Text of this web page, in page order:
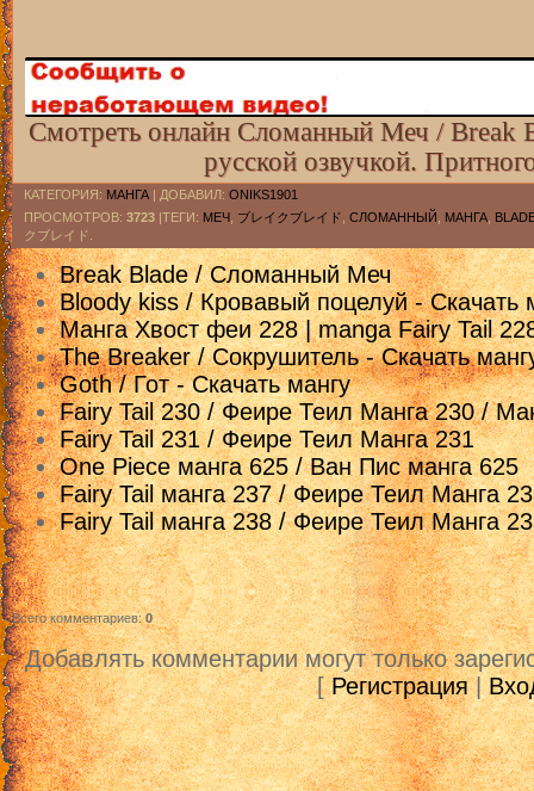
Смотреть онлайн Сломанный Меч /
русской озвучкой.
КАТЕГОРИЯ: МАНГА | ДОБАВИЛ: ONIKS1901
ПРОСМОТРОВ: 3723 |ТЕГИ: МЕЧ ブレイクブレイド СЛОМАННЫЙ МАНГА
クブレイド.
Break Blade / Сломанный Меч
Bloody kiss / Кровавый поцелуй - Скачать
Манга Хвост феи 228 | manga Fairy Tail
The Breaker / Сокрушитель - Скачать
Goth / Гот - Скачать мангу
Fairy Tail 230 / Феире Теил Манга 230 /
Fairy Tail 231 / Феире Теил Манга 231
One Piece манга 625 / Ван Пис манга 625
Fairy Tail манга 237 / Феире Теил Манга
Fairy Tail манга 238 / Феире Теил Манга
Всего комментариев:0
Добавлять комментарии могут только
[Регистрация|